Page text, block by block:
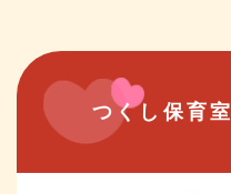
つくし保育室